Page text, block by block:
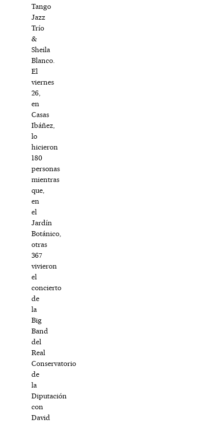
Tango
Jazz
Trío
&
Sheila
Blanco.
El
viernes
26,
en
Casas
Ibáñez,
lo
hicieron
180
personas
mientras
que,
en
el
Jardín
Botánico,
otras
367
vivieron
el
concierto
de
la
Big
Band
del
Real
Conservatorio
de
la
Diputación
con
David